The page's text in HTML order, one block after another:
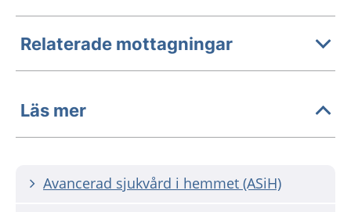
Relaterade mottagningar
Läs mer
Avancerad sjukvård i hemmet (ASiH)